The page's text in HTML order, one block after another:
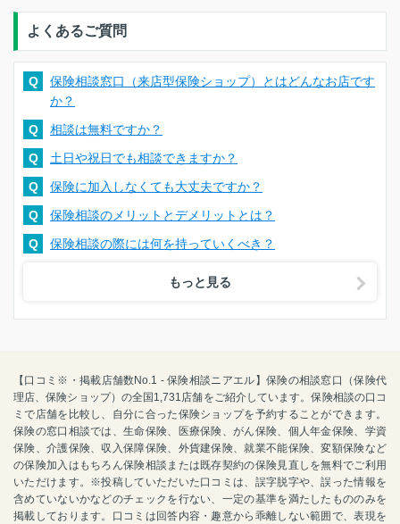
よくあるご質問
Q
保険相談窓口（来店型保険ショップ）とはどんなお店です
か？
Q
相談は無料ですか？
Q
土日や祝日でも相談できますか？
Q
保険に加入しなくても大丈夫ですか？
Q
保険相談のメリットとデメリットとは？
Q
保険相談の際には何を持っていくべき？
もっと見る
【口コミ※・掲載店舗数No.1 - 保険相談ニアエル】保険の相談窓口（保険代
理店、保険ショップ）の全国1,731店舗をご紹介しています。保険相談の口コ
ミで店舗を比較し、自分に合った保険ショップを予約することができます。
保険の窓口相談では、生命保険、医療保険、がん保険、個人年金保険、学資
保険、介護保険、収入保障保険、外貨建保険、就業不能保険、変額保険など
の保険加入はもちろん保険相談または既存契約の保険見直しを無料でご利用
いただけます。※投稿していただいた口コミは、誤字脱字や、誤った情報を
含めていないかなどのチェックを行ない、一定の基準を満たしたもののみを
掲載しております。口コミは回答内容・趣意から乖離しない範囲で、表現を